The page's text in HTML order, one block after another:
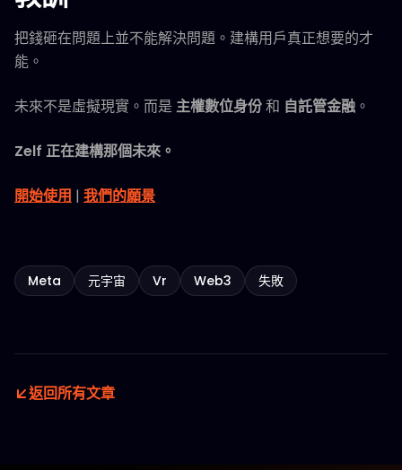
把錢砸在問題上並不能解決問題。建構用戶真正想要的才
能。
未來不是虛擬現實。而是 主權數位身份和 自託管金融 。
Zelf 正在建構那個未來。
開始使用 | 我們的願景
Meta 元宇宙 Vr Web3 失敗
返回所有文章